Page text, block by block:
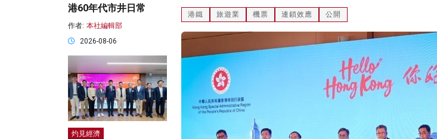
港鐵 旅遊業 機票 連鎖效應 公開
港60年代市井日常
作者: 本社編輯部
2026-08-06
灼見經濟